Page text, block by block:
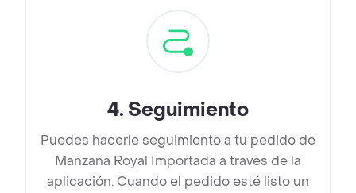
4. Seguimiento
Puedes hacerle seguimiento a tu pedido de
Manzana Royal Importada a través de la
aplicación. Cuando el pedido esté listo un